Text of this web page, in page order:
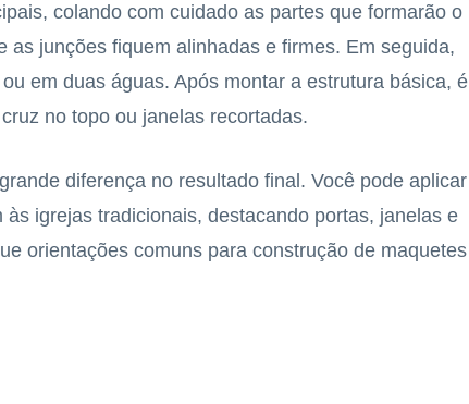
colando com cuidado as partes que formarão o
junções fiquem alinhadas e firmes. Em seguida,
em duas águas. Após montar a estrutura básica, é
no topo ou janelas recortadas.
diferença no resultado final. Você pode aplicar
igrejas tradicionais, destacando portas, janelas e
orientações comuns para construção de maquetes